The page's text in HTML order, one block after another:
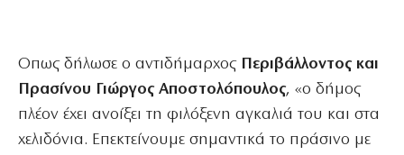
Οπως δήλωσε ο αντιδήμαρχος Περιβάλλοντος και
Πρασίνου Γιώργος Αποστολόπουλος, «ο δήμος
πλέον έχει ανοίξει τη φιλόξενη αγκαλιά του και στα
χελιδόνια. Επεκτείνουμε σημαντικά το πράσινο με